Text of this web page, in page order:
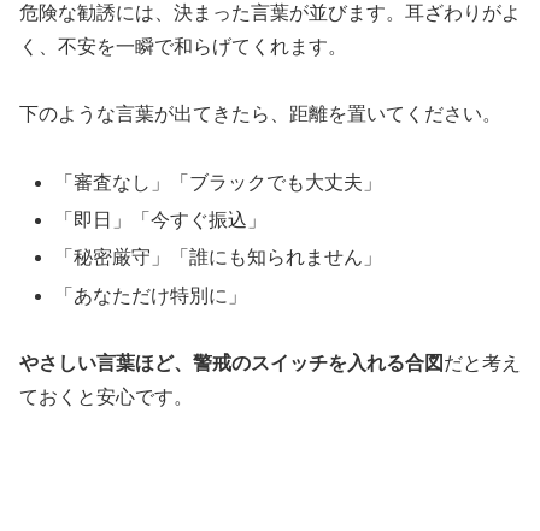
危険な勧誘には、決まった言葉が並びます。耳ざわりがよ
く、不安を一瞬で和らげてくれます。
下のような言葉が出てきたら、距離を置いてください。
「審査なし」「ブラックでも大丈夫」
「即日」「今すぐ振込」
「秘密厳守」「誰にも知られません」
「あなただけ特別に」
やさしい言葉ほど、警戒のスイッチを入れる合図だと考え
ておくと安心です。